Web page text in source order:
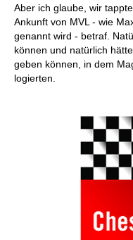
Aber ich glaube, wir
Ankunft von MVL - wie
genannt wird - betraf.
können und natürlich
geben können, in dem
logierten.